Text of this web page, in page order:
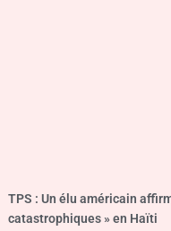
TPS : Un élu américain
catastrophiques » en Haïti